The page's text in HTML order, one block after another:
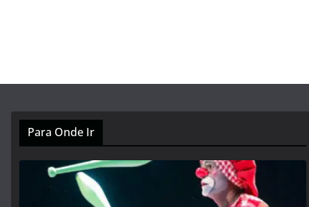
Para Onde Ir